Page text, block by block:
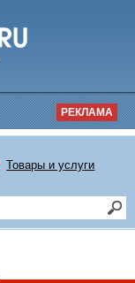
РЕКЛАМА
Товары и услуги